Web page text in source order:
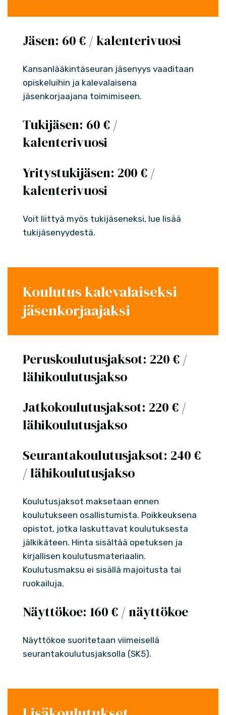
Jäsen: 60 € / kalenterivuosi
Kansanlääkintäseuran jäsenyys vaaditaan
opiskeluihin ja kalevalaisena
jäsenkorjaajana toimimiseen.
Tukijäsen: 60 € /
kalenterivuosi
Yritystukijäsen: 200 € /
kalenterivuosi
Voit liittyä myös tukijäseneksi, lue lisää
tukijäsenyydestä.
Koulutus kalevalaiseksi
jäsenkorjaajaksi
Peruskoulutusjaksot: 220 € /
lähikoulutusjakso
Jatkokoulutusjaksot: 220 € /
lähikoulutusjakso
Seurantakoulutusjaksot: 240 €
/ lähikoulutusjakso
Koulutusjaksot maksetaan ennen
koulutukseen osallistumista. Poikkeuksena
opistot, jotka laskuttavat koulutuksesta
jälkikäteen. Hinta sisältää opetuksen ja
kirjallisen koulutusmateriaalin.
Koulutusmaksu ei sisällä majoitusta tai
ruokailuja.
Näyttökoe: 160 € / näyttökoe
Näyttökoe suoritetaan viimeisellä
seurantakoulutusjaksolla (SK5).